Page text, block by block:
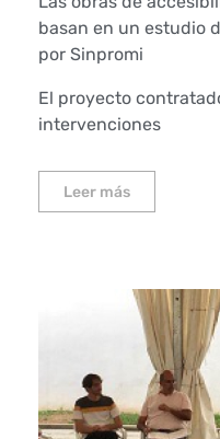
basan en un estudio
por Sinpromi
El proyecto
intervenciones
Leer más